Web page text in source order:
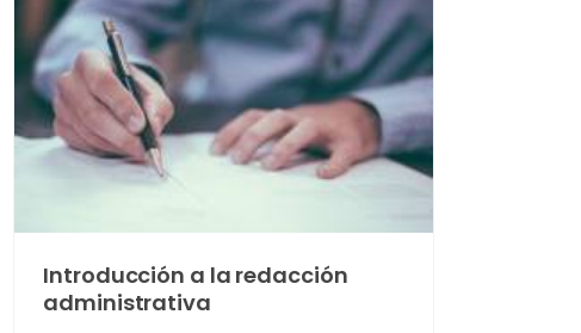
Introducción a la redacción
administrativa